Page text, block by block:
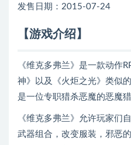
发售日期：2015-07-24
【游戏介绍】
《维克多弗兰》是一款动作
神》以及《火炬之光》类似
是一位专职猎杀恶魔的恶魔猎
《维克多弗兰》允许玩家们
武器组合，改变服装，邪恶